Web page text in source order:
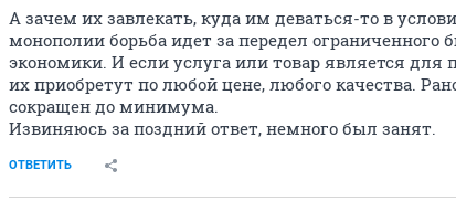
А зачем их завлекать, куда им деваться-то в
монополии борьба идет за передел
экономики. И если услуга или товар является
их приобретут по любой цене, любого качества.
сокращен до минимума.
Извиняюсь за поздний ответ, немного был занят.
ОТВЕТИТЬ